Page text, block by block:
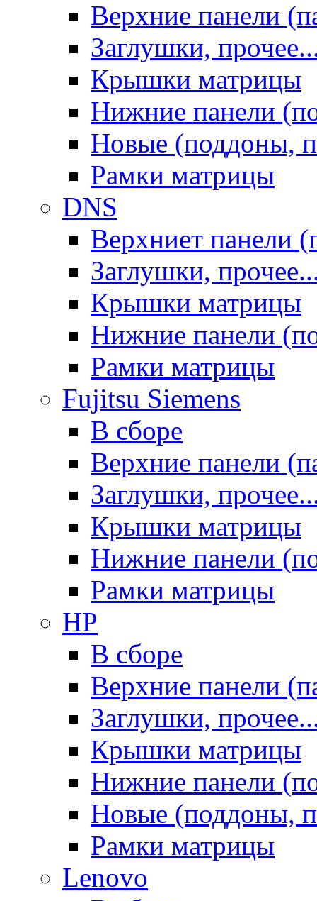
Верхние панели
Заглушки,
Крышки матрицы
Нижние панели
Новые (поддоны,
Рамки матрицы
DNS
Верхниет панели
Заглушки,
Крышки матрицы
Нижние панели
Рамки матрицы
Fujitsu Siemens
В сборе
Верхние панели
Заглушки,
Крышки матрицы
Нижние панели
Рамки матрицы
HP
В сборе
Верхние панели
Заглушки,
Крышки матрицы
Нижние панели
Новые (поддоны,
Рамки матрицы
Lenovo